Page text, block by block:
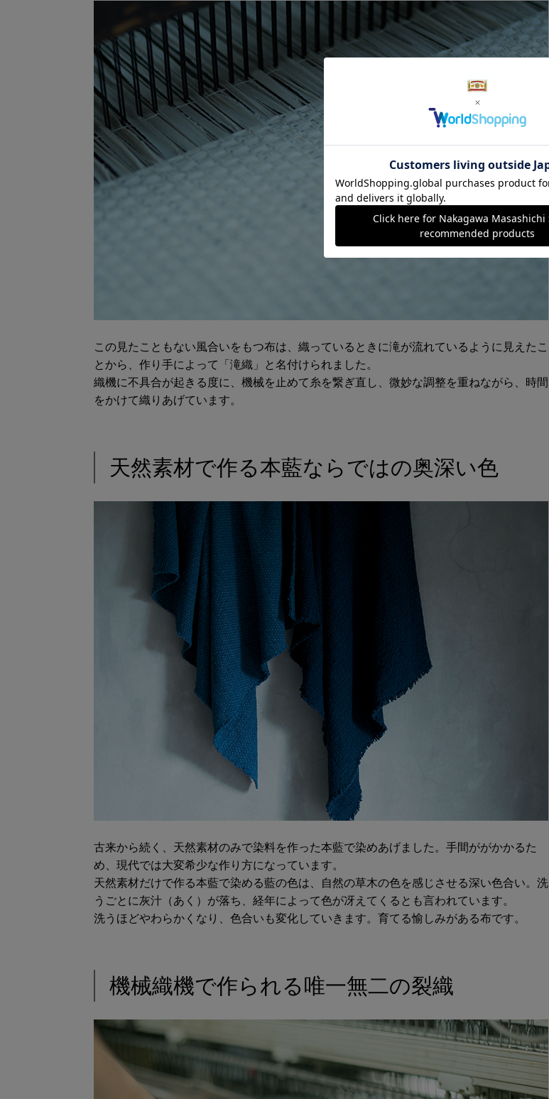
この見たこともない風合いをもつ布は、織っているときに滝が流れているように見えたこ
とから、作り手によって「滝織」と名付けられました。
織機に不具合が起きる度に、機械を止めて糸を繋ぎ直し、微妙な調整を重ねながら、時間
をかけて織りあげています。
天然素材で作る本藍ならではの奥深い色
古来から続く、天然素材のみで染料を作った本藍で染めあげました。手間ががかかるた
め、現代では大変希少な作り方になっています。
天然素材だけで作る本藍で染める藍の色は、自然の草木の色を感じさせる深い色合い。洗
うごとに灰汁（あく）が落ち、経年によって色が冴えてくるとも言われています。
洗うほどやわらかくなり、色合いも変化していきます。育てる愉しみがある布です。
機械織機で作られる唯一無二の裂織